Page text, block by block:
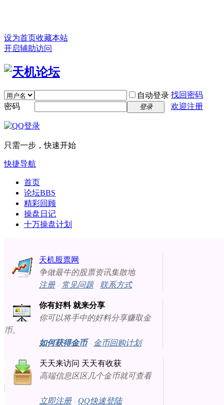
设为首页收藏本站
开启辅助访问
自动登录 找回密码
密码
登录 欢迎注册
只需一步，快速开始
快捷导航
首页
论坛BBS
精彩回顾
操盘日记
十万操盘计划
天机股票网
争做最牛的股票资讯集散地
注册- 常见问题- 联系方式
你有好料 就来分享
你可以将手中的好料分享赚取金
币。
如何获得金币- 金币回购计划
天天来访问 天天有收获
高端信息区区几个金币就可查看
立即注册- QQ快速登陆